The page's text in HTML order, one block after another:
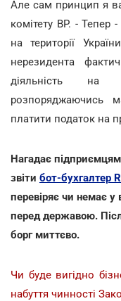
Але сам принцип я
комітету ВР. - Тепер
на території
нерезидента
діяльність на
розпоряджаючись
платити податок на
Нагадає
звіти бот-бухгалтер
перевіряє чи немає у
перед державою.
борг миттєво.
Чи буде вигідно
набуття чинності